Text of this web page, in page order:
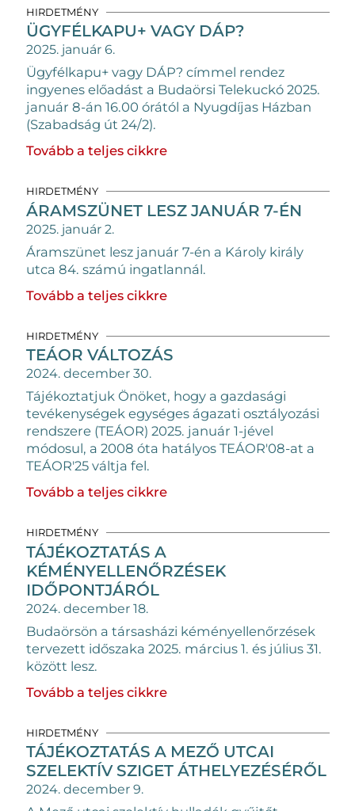
HIRDETMÉNY
ÜGYFÉLKAPU+ VAGY DÁP?
2025. január 6.
Ügyfélkapu+ vagy DÁP? címmel rendez
ingyenes előadást a Budaörsi Telekuckó 2025.
január 8-án 16.00 órától a Nyugdíjas Házban
(Szabadság út 24/2).
Tovább a teljes cikkre
HIRDETMÉNY
ÁRAMSZÜNET LESZ JANUÁR 7-ÉN
2025. január 2.
Áramszünet lesz január 7-én a Károly király
utca 84. számú ingatlannál.
Tovább a teljes cikkre
HIRDETMÉNY
TEÁOR VÁLTOZÁS
2024. december 30.
Tájékoztatjuk Önöket, hogy a gazdasági
tevékenységek egységes ágazati osztályozási
rendszere (TEÁOR) 2025. január 1-jével
módosul, a 2008 óta hatályos TEÁOR'08-at a
TEÁOR'25 váltja fel.
Tovább a teljes cikkre
HIRDETMÉNY
TÁJÉKOZTATÁS A
KÉMÉNYELLENŐRZÉSEK
IDŐPONTJÁRÓL
2024. december 18.
Budaörsön a társasházi kéményellenőrzések
tervezett időszaka 2025. március 1. és július 31.
között lesz.
Tovább a teljes cikkre
HIRDETMÉNY
TÁJÉKOZTATÁS A MEZŐ UTCAI
SZELEKTÍV SZIGET ÁTHELYEZÉSÉRŐL
2024. december 9.